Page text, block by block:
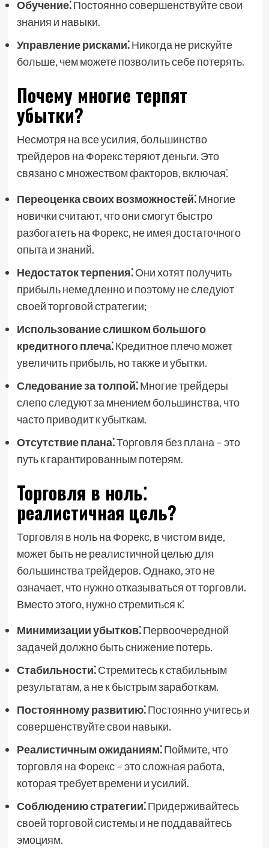
Обучение⁚Постоянно совершенствуйте свои
знания и навыки.
Управление рисками⁚Никогда не рискуйте
больше, чем можете позволить себе потерять.
Почему многие терпят
убытки?
Несмотря на все усилия, большинство
трейдеров на Форекс теряют деньги. Это
связано с множеством факторов, включая⁚
Переоценка своих возможностей⁚Многие
новички считают, что они смогут быстро
разбогатеть на Форекс, не имея достаточного
опыта и знаний.
Недостаток терпения⁚Они хотят получить
прибыль немедленно и поэтому не следуют
своей торговой стратегии;
Использование слишком большого
кредитного плеча⁚Кредитное плечо может
увеличить прибыль, но также и убытки.
Следование за толпой⁚Многие трейдеры
слепо следуют за мнением большинства, что
часто приводит к убыткам.
Отсутствие плана⁚Торговля без плана – это
путь к гарантированным потерям.
Торговля в ноль⁚
реалистичная цель?
Торговля в ноль на Форекс, в чистом виде,
может быть не реалистичной целью для
большинства трейдеров. Однако, это не
означает, что нужно отказываться от торговли.
Вместо этого, нужно стремиться к⁚
Минимизации убытков⁚Первоочередной
задачей должно быть снижение потерь.
Стабильности⁚Стремитесь к стабильным
результатам, а не к быстрым заработкам.
Постоянному развитию⁚Постоянно учитесь и
совершенствуйте свои навыки.
Реалистичным ожиданиям⁚Поймите, что
торговля на Форекс – это сложная работа,
которая требует времени и усилий.
Соблюдению стратегии⁚Придерживайтесь
своей торговой системы и не поддавайтесь
эмоциям.